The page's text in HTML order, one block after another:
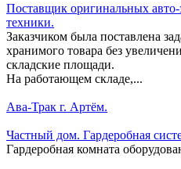
Поставщик оригинальных авто-
техники.
Заказчиком была поставлена
хранимого товара без
складские площади.
На работающем складе,...
Ава-Трак г. Артём.
Частный дом. Гардеробная
Гардеробная комната